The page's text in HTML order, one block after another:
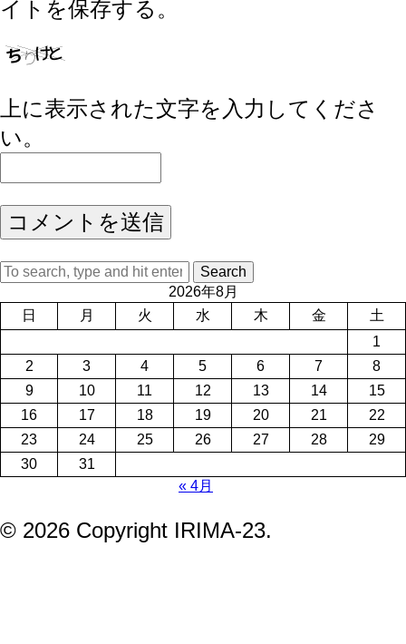
イトを保存する。
上に表示された文字を入力してくださ
い。
Search
2026年8月
日
月 火 水 木 金
土
1
2
3 4 5 6 7
8
9
10 11 12 13 14
15
16
17 18 19 20 21
22
23
24 25 26 27 28
29
30
31
« 4月
© 2026 Copyright IRIMA-23.